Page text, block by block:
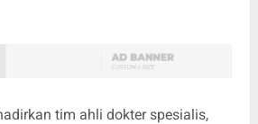
tim ahli dokter spesialis,